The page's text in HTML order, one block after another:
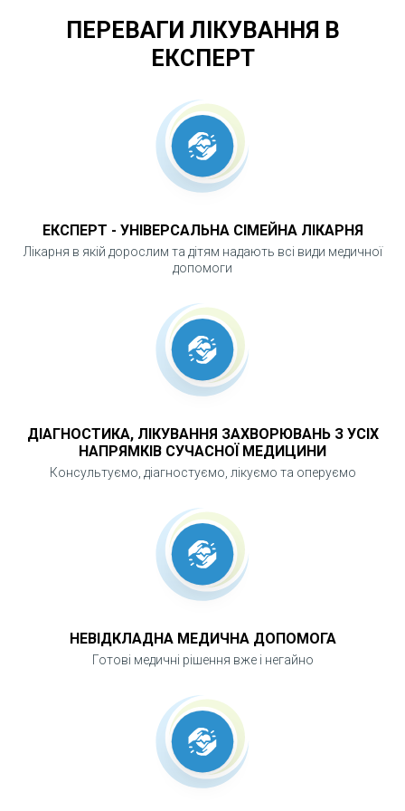
ЧОМУ ДОПЛЕРОМЕТРІЯ Є ВАЖЛИВОЮ?
Метод дозволяє своєчасно виявити судинні
порушення, оцінити ризики ускладнень і
Доплерометрія є безпечною, не має
променевого навантаження та може
виконуватися повторно для динамічного
ПЕРЕВАГИ ЛІКУВАННЯ В
ЕКСПЕРТ
ЕКСПЕРТ - УНІВЕРСАЛЬНА СІМЕЙНА ЛІКАРНЯ
Лікарня в якій дорослим та дітям надають всі види медичної
допомоги
ДІАГНОСТИКА, ЛІКУВАННЯ ЗАХВОРЮВАНЬ З УСІХ
НАПРЯМКІВ СУЧАСНОЇ МЕДИЦИНИ
Консультуємо, діагностуємо, лікуємо та оперуємо
НЕВІДКЛАДНА МЕДИЧНА ДОПОМОГА
Готові медичні рішення вже і негайно